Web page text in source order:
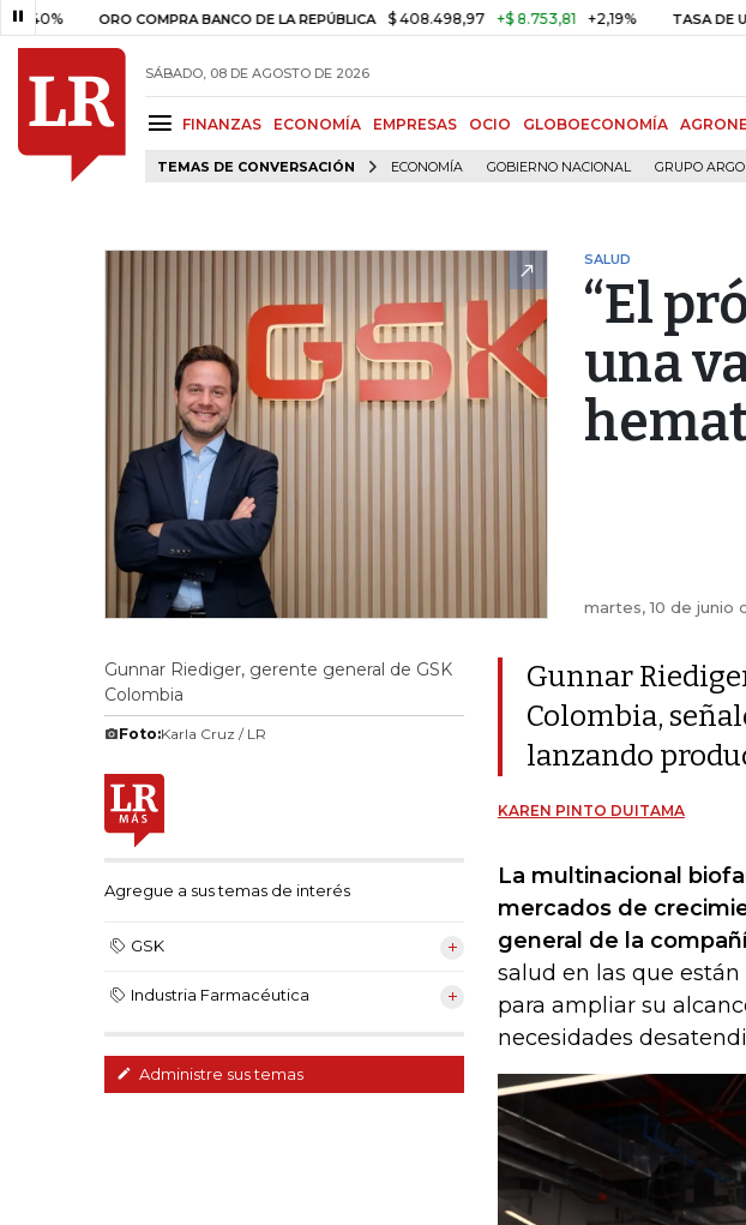
ORO COMPRA BANCO DE LA REPÚBLICA $ 408.498,97 +$ 8.753,81 +2,19% TASA DE USURA
SÁBADO, 08 DE AGOSTO DE 2026
FINANZAS ECONOMÍA EMPRESAS OCIO GLOBOECONOMÍA
TEMAS DE CONVERSACIÓN ECONOMÍA GOBIERNO NACIONAL GRUPO
SALUD
“El
una
martes, 10 de junio
Gunnar Riediger, gerente general de GSK
Colombia
Foto:Karla Cruz / LR
Agregue a sus temas de interés
GSK
Industria Farmacéutica
Administre sus temas
Gunnar
Colombia,
lanzando
KAREN PINTO DUITAMA
La multinacional
mercados de
general de la
salud en las que
para ampliar su
necesidades